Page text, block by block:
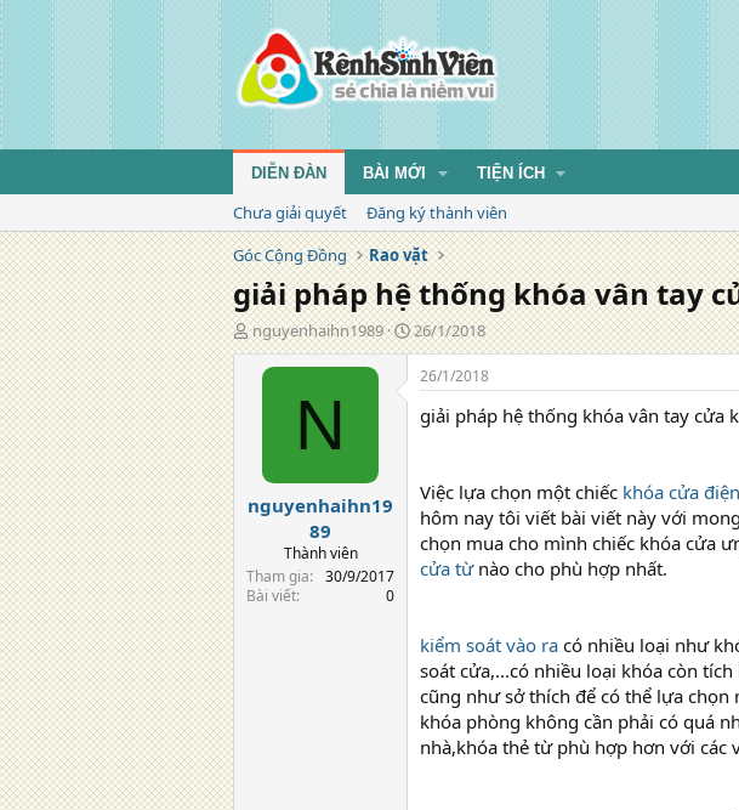
DIỄN ĐÀN BÀI MỚI TIỆN ÍCH
Chưa giải quyết
Đăng ký thành viên
Góc Cộng Đồng
Rao vặt
giải pháp hệ thống khóa vân tay
T
á
nguyenhaihn1989
N
g
y
đ
g
26/1/2018
N
nguyenhaihn19
89
Thành viên
Tham gia
30/9/2017
Bài viết
0
26/1/2018
giải pháp hệ thống khóa vân tay cửa
Việc lựa chọn một chiếc khóa cửa
hôm nay tôi viết bài viết này với
chọn mua cho mình chiếc khóa cửa
cửa từnào cho phù hợp nhất.
kiểm soát vào ra có nhiều loại như
soát cửa,...có nhiều loại khóa còn
cũng như sở thích để có thể lựa
khóa phòng không cần phải có quá
nhà,khóa thẻ từ phù hợp hơn với các